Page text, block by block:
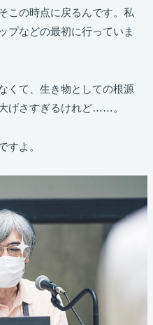
この時点に戻るんです。私
プなどの最初に行っていま
くて、生き物としての根源
げさすぎるけれど……。
すよ。